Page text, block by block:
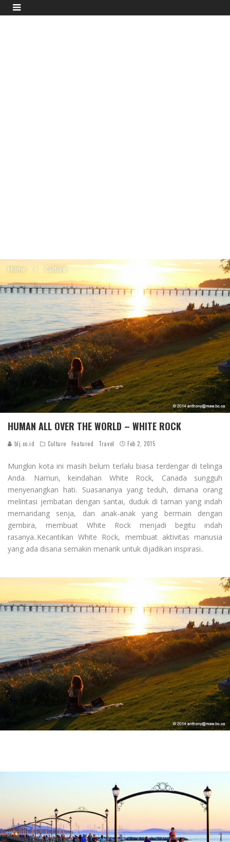
Home Culture
HUMAN ALL OVER THE WORLD – WHITE ROCK
blj.co.id Culture Featured Travel Feb 2, 2015
Mungkin kota ini masih belum terlalu biasa terdengar di telinga
Anda. Namun, keindahan White Rock, Canada sungguh
menyenangkan hati. Suasananya yang teduh, dimana orang
melintasi jembatan dengan santai, duduk di taman yang indah
memandang senja, dan anak-anak yang bermain dengan
gembira, membuat White Rock menjadi begitu indah
rasanya..Kecantikan White Rock, membuat aktivitas manusia
yang ada disana semakin menarik untuk dijadikan inspirasi..